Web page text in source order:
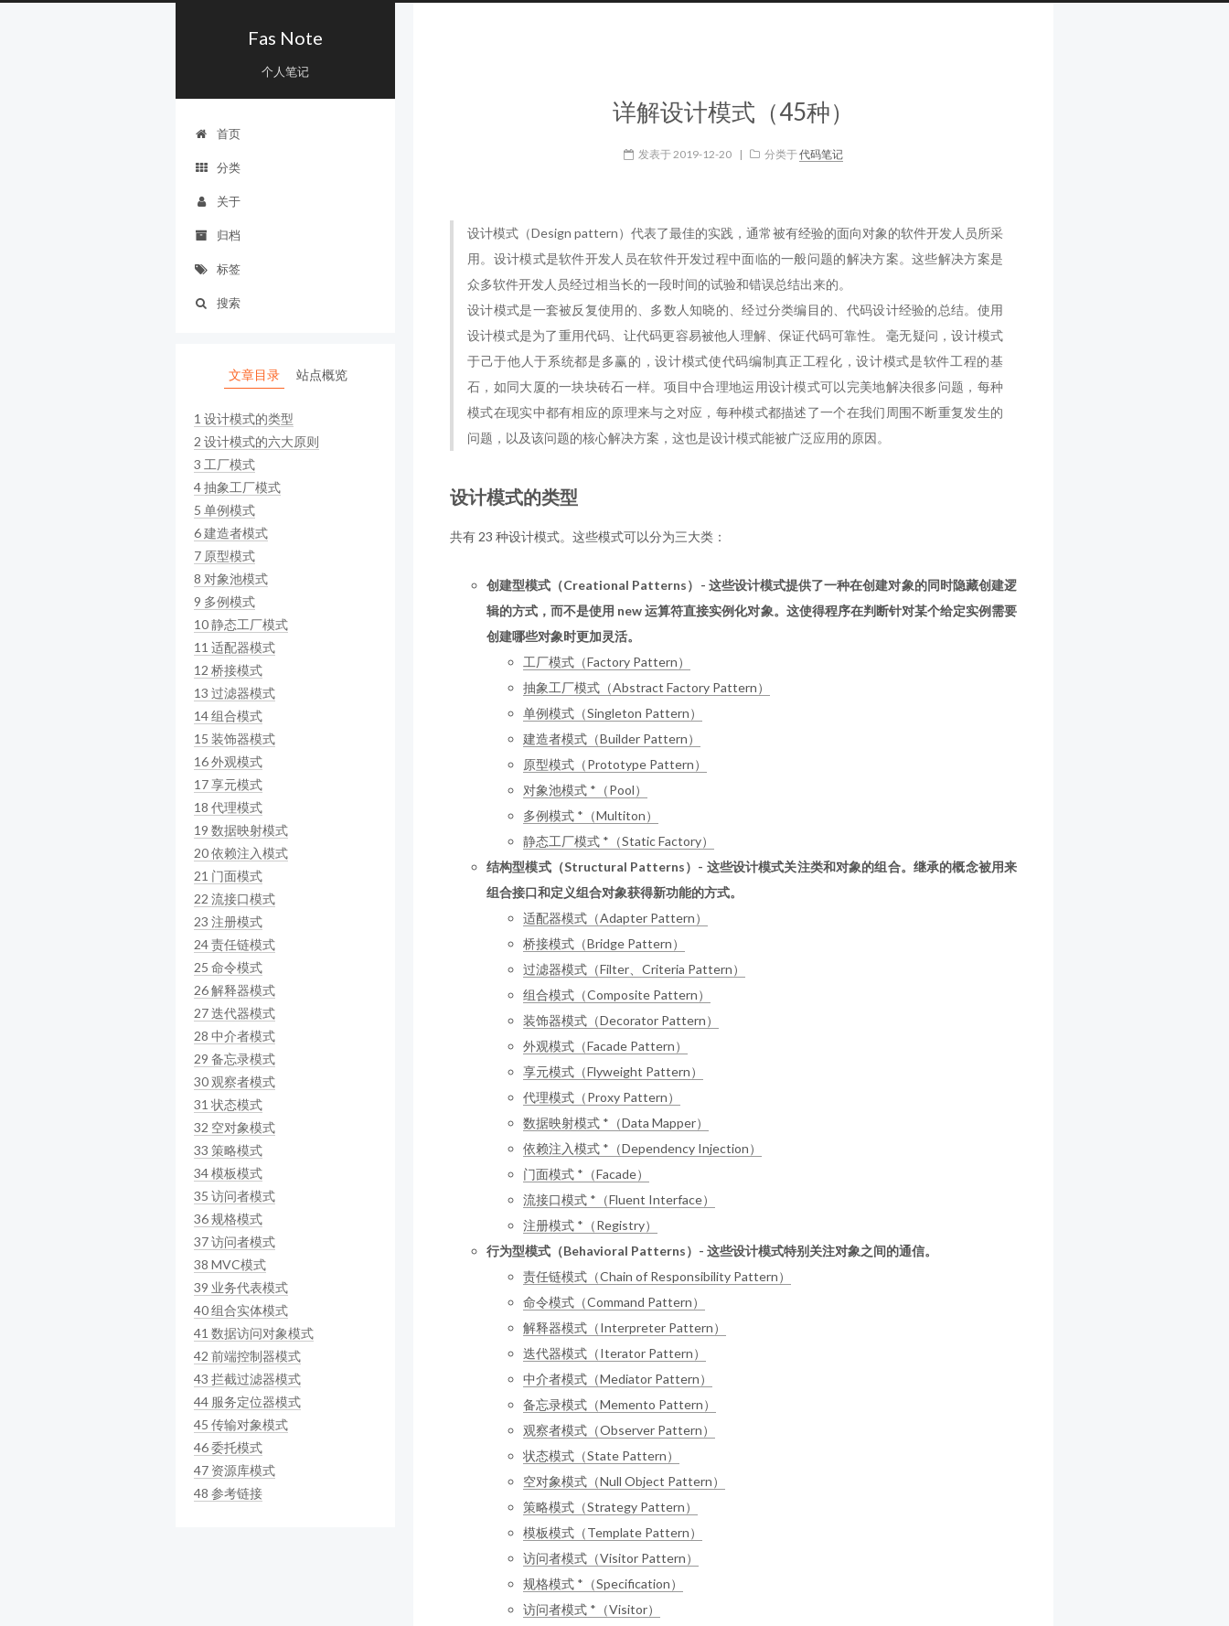
Fas Note
个人笔记
首页
分类
关于
归档
标签
搜索
详解设计模式（45种）
发表于2019-12-20 | 分类于代码笔记
设计模式（Design pattern）代表了最佳的实践，通常被有经验的面向对象的软件开发人员所采
用。设计模式是软件开发人员在软件开发过程中面临的一般问题的解决方案。这些解决方案是
众多软件开发人员经过相当长的一段时间的试验和错误总结出来的。
设计模式是一套被反复使用的、多数人知晓的、经过分类编目的、代码设计经验的总结。使用
设计模式是为了重用代码、让代码更容易被他人理解、保证代码可靠性。 毫无疑问，设计模式
于己于他人于系统都是多赢的，设计模式使代码编制真正工程化，设计模式是软件工程的基
石，如同大厦的一块块砖石一样。项目中合理地运用设计模式可以完美地解决很多问题，每种
模式在现实中都有相应的原理来与之对应，每种模式都描述了一个在我们周围不断重复发生的
问题，以及该问题的核心解决方案，这也是设计模式能被广泛应用的原因。
设计模式的类型
共有 23 种设计模式。这些模式可以分为三大类：
创建型模式（Creational Patterns）- 这些设计模式提供了一种在创建对象的同时隐藏创建逻
辑的方式，而不是使用 new 运算符直接实例化对象。这使得程序在判断针对某个给定实例需要
创建哪些对象时更加灵活。
工厂模式（Factory Pattern）
抽象工厂模式（Abstract Factory Pattern）
单例模式（Singleton Pattern）
建造者模式（Builder Pattern）
原型模式（Prototype Pattern）
对象池模式 *（Pool）
多例模式 *（Multiton）
静态工厂模式 *（Static Factory）
结构型模式（Structural Patterns）- 这些设计模式关注类和对象的组合。继承的概念被用来
组合接口和定义组合对象获得新功能的方式。
适配器模式（Adapter Pattern）
桥接模式（Bridge Pattern）
过滤器模式（Filter、Criteria Pattern）
组合模式（Composite Pattern）
装饰器模式（Decorator Pattern）
外观模式（Facade Pattern）
享元模式（Flyweight Pattern）
代理模式（Proxy Pattern）
数据映射模式 *（Data Mapper）
依赖注入模式 *（Dependency Injection）
门面模式 *（Facade）
流接口模式 *（Fluent Interface）
注册模式 *（Registry）
行为型模式（Behavioral Patterns）- 这些设计模式特别关注对象之间的通信。
责任链模式（Chain of Responsibility Pattern）
命令模式（Command Pattern）
解释器模式（Interpreter Pattern）
迭代器模式（Iterator Pattern）
中介者模式（Mediator Pattern）
备忘录模式（Memento Pattern）
观察者模式（Observer Pattern）
状态模式（State Pattern）
空对象模式（Null Object Pattern）
策略模式（Strategy Pattern）
模板模式（Template Pattern）
访问者模式（Visitor Pattern）
规格模式 *（Specification）
访问者模式 *（Visitor）
文章目录 站点概览
1 设计模式的类型
2 设计模式的六大原则
3 工厂模式
4抽象工厂模式
5 单例模式
6建造者模式
7 原型模式
8 对象池模式
9 多例模式
10静态工厂模式
11 适配器模式
12 桥接模式
13 过滤器模式
14组合模式
15 装饰器模式
16外观模式
17享元模式
18 代理模式
19 数据映射模式
20依赖注入模式
21 门面模式
22 流接口模式
23 注册模式
24责任链模式
25 命令模式
26解释器模式
27迭代器模式
28 中介者模式
29 备忘录模式
30观察者模式
31 状态模式
32 空对象模式
33 策略模式
34模板模式
35 访问者模式
36规格模式
37访问者模式
38 MVC模式
39 业务代表模式
40组合实体模式
41 数据访问对象模式
42 前端控制器模式
43 拦截过滤器模式
44 服务定位器模式
45 传输对象模式
46委托模式
47 资源库模式
48 参考链接